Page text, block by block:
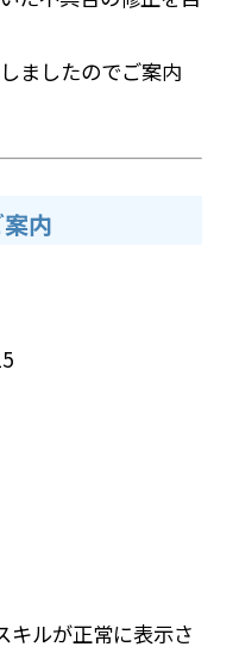
ましたのでご案内
内
キルが正常に表示さ